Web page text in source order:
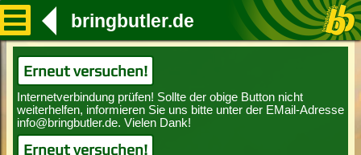
bringbutler.de
Erneut versuchen!
Erneut versuchen!